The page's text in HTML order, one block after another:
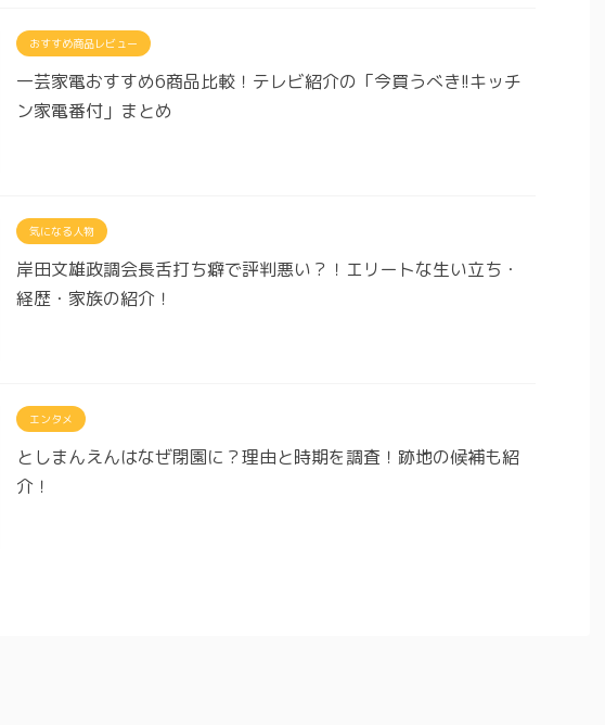
おすすめ商品レビュー
一芸家電おすすめ6商品比較！テレビ紹介の「今買うべき!!キッチ
ン家電番付」まとめ
気になる人物
岸田文雄政調会長舌打ち癖で評判悪い？！エリートな生い立ち・
経歴・家族の紹介！
エンタメ
としまんえんはなぜ閉園に？理由と時期を調査！跡地の候補も紹
介！